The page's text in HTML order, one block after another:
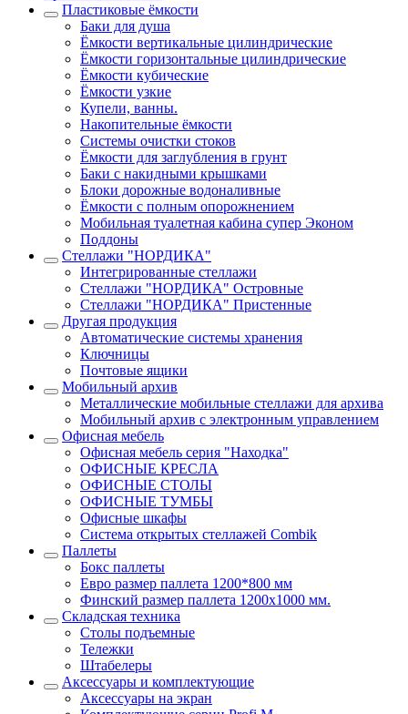
Пластиковые ёмкости
Баки для душа
Ёмкости вертикальные цилиндрические
Ёмкости горизонтальные цилиндрические
Ёмкости кубические
Ёмкости узкие
Купели, ванны.
Накопительные ёмкости
Системы очистки стоков
Ёмкости для заглубления в грунт
Баки с накидными крышками
Блоки дорожные водоналивные
Ёмкости с полным опорожнением
Мобильная туалетная кабина супер Эконом
Поддоны
Стеллажи "НОРДИКА"
Интегрированные стеллажи
Стеллажи "НОРДИКА" Островные
Стеллажи "НОРДИКА" Пристенные
Другая продукция
Автоматические системы хранения
Ключницы
Почтовые ящики
Мобильный архив
Металлические мобильные стеллажи для архива
Мобильный архив с электронным управлением
Офисная мебель
Офисная мебель серия "Находка"
ОФИСНЫЕ КРЕСЛА
ОФИСНЫЕ СТОЛЫ
ОФИСНЫЕ ТУМБЫ
Офисные шкафы
Система открытых стеллажей Combik
Паллеты
Бокс паллеты
Евро размер паллета 1200*800 мм
Финский размер паллета 1200х1000 мм.
Складская техника
Столы подъемные
Тележки
Штабелеры
Аксессуары и комплектующие
Аксессуары на экран